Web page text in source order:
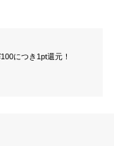
につき1pt還元！